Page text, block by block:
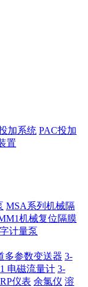
加系统 PAC投加
置
MSA系列机械隔
机械复位隔膜
计量泵
多参数变送器 3-
电磁流量计 3-
仪表 余氯仪 溶